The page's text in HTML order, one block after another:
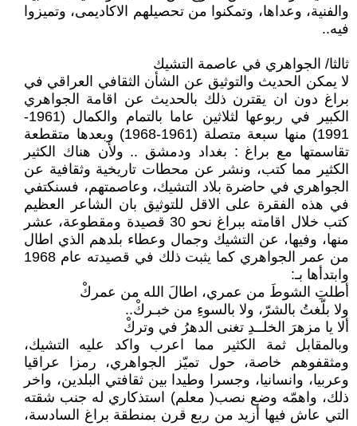
والفنية، وعداها، وتمكنوا من تحصيلهم الاكاديمى، وتميزوا
فيه..
ثالثا/ الجواهري في عاصمة التشيك
لا يمكن الحديث والتوثيق عن الشأن الثقافي العراقي في
براغ دون ان يقترن ذلك بالحديث عن اقامة الجواهري
الكبير في ربوعها لثلاثين عاما بالتمام والكمال (1961-
1991) منها سبعة متصلة (1961-1968) وبعدها متقطعة
تقاسمتها مع براغ : بغداد ودمشق .. ولأن هناك الكثير
الكثير مما كتب، ونشر عن محطات تاريخية وثقافية عن
الجواهري في حاضرة بلاد التشيك، وعاصمتهم، فسنكتفي
في هذه الفقرة على الاقل للتوثيق بان الشاعر العظيم
كتب خلال اقامته ببراغ نحو 30 قصيدة ومقطوعة، عشر
منها، وفيها، عن التشيك وجمال وعطاء بلدهم الذي اطال
من عمر الجواهري كما يثبت ذلك في قصيدته عام 1968
وابتدأها بـ:
أطلتِ الشوطَ من عمري، اطالَ الله من عمركْ
ولا بلّغتُ بالشرّ، ولا بالسوءِ من خبـركْ..
ألا يا مزهرَ الخلــدِ تغنى الدهرُ في وتركْ
وبالمقابل ثمة الكثير مما اعرب واكد عليه التشيك،
ومثقفوهم خاصة، حول تميّز الجواهري، رمزا عراقيا
وعربيا، وانسانيا، وجسرا وطيدا بين ثقافتي البلدين، واخر
ذلك، واهمّه وضع نصب( معلم) استذكاري له جنب شقته
التي عاش فيها أزيد من ربع قرن بمنطقة براغ السادسة،